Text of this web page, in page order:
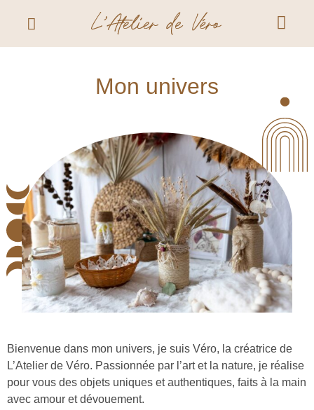
Mon univers
Bienvenue dans mon univers, je suis Véro, la créatrice de
L’Atelier de Véro. Passionnée par l’art et la nature, je réalise
pour vous des objets uniques et authentiques, faits à la main
avec amour et dévouement.